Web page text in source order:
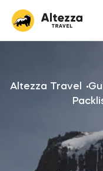
Altezza Travel